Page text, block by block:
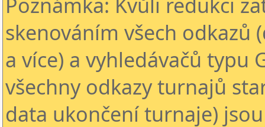
skenováním všech odkazů
a více) a vyhledávačů typu
všechny odkazy turnajů
data ukončení turnaje)